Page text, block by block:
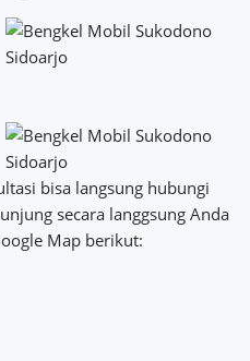
bisa langsung hubungi
secara langgsung Anda
Map berikut: